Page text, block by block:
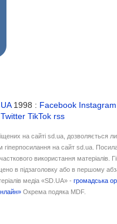
1998 : Facebook Instagram
Twitter TikTok rss
на сайті sd.ua, дозволяється
гіперпосилання на сайт sd.ua.
використання матеріалів.
в підзаголовку або в першому
медіа «SD.UA» -громадська
Окрема подяка MDF.